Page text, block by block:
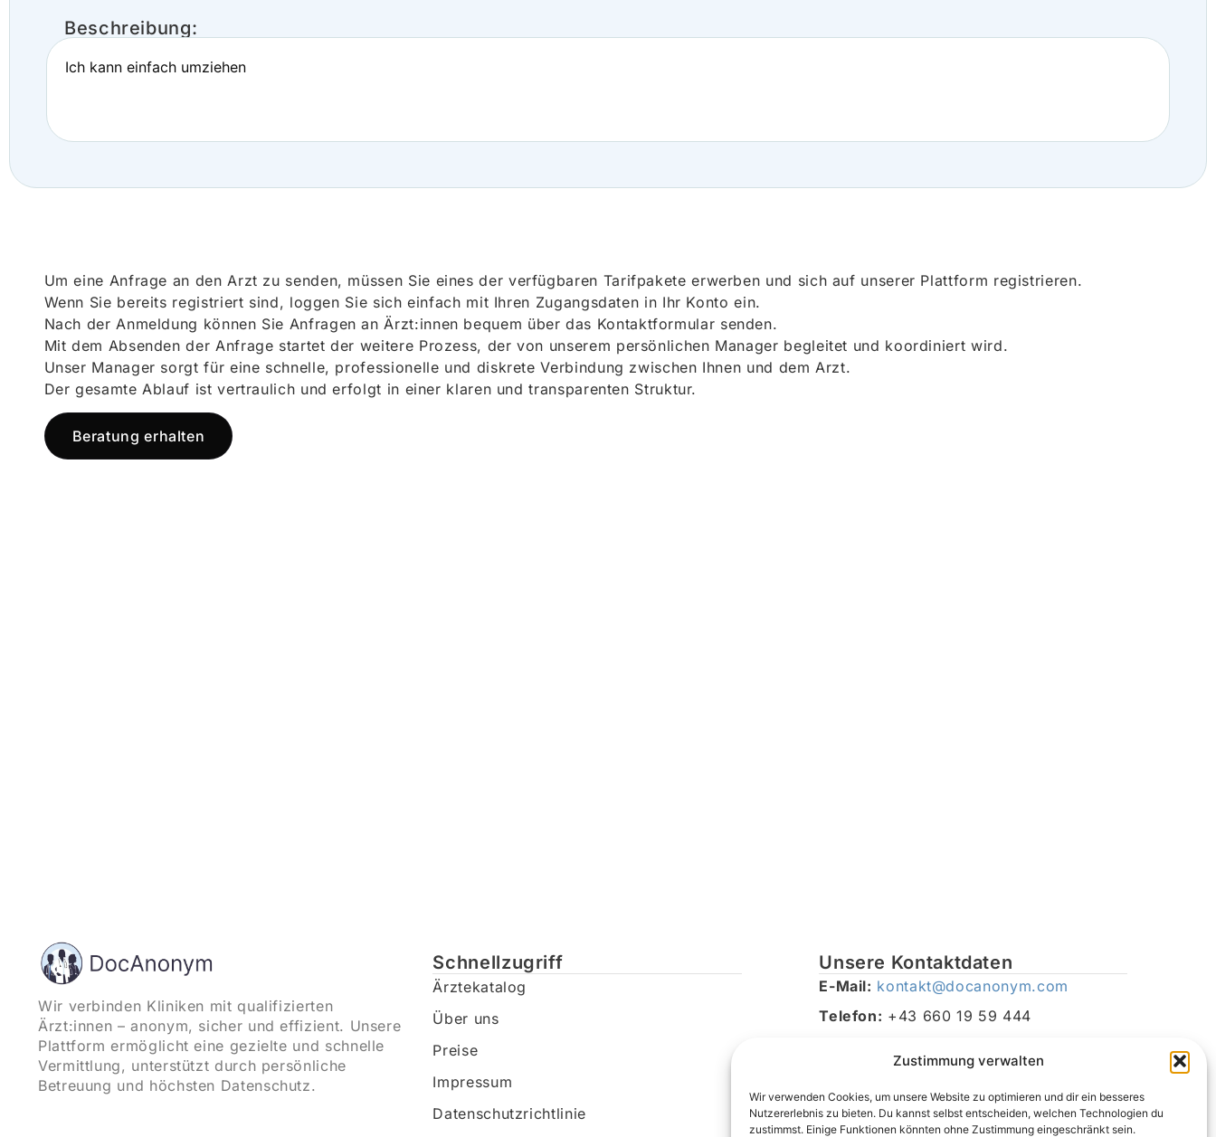
Zustimmung verwalten
Wir verwenden Cookies, um unsere Website zu optimieren und dir ein besseres
Nutzererlebnis zu bieten. Du kannst selbst entscheiden, welchen Technologien du
zustimmst. Einige Funktionen könnten ohne Zustimmung eingeschränkt sein.
Beschreibung:
Ich kann einfach umziehen
Um eine Anfrage an den Arzt zu senden, müssen Sie eines der verfügbaren Tarifpakete erwerben und sich auf unserer Plattform registrieren.
Wenn Sie bereits registriert sind, loggen Sie sich einfach mit Ihren Zugangsdaten in Ihr Konto ein.
Nach der Anmeldung können Sie Anfragen an Ärzt:innen bequem über das Kontaktformular senden.
Mit dem Absenden der Anfrage startet der weitere Prozess, der von unserem persönlichen Manager begleitet und koordiniert wird.
Unser Manager sorgt für eine schnelle, professionelle und diskrete Verbindung zwischen Ihnen und dem Arzt.
Der gesamte Ablauf ist vertraulich und erfolgt in einer klaren und transparenten Struktur.
Beratung erhalten
Wir verbinden Kliniken mit qualifizierten
Ärzt:innen – anonym, sicher und effizient. Unsere
Plattform ermöglicht eine gezielte und schnelle
Vermittlung, unterstützt durch persönliche
Betreuung und höchsten Datenschutz.
Schnellzugriff
Ärztekatalog
Über uns
Preise
Impressum
Datenschutzrichtlinie
Unsere Kontaktdaten
E-Mail: kontakt@docanonym.com
Telefon: +43 660 19 59 444
Traunsee, Österreich